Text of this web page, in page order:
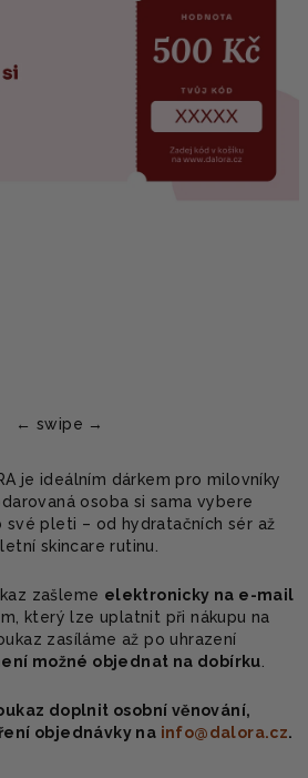
je ideálním dárkem pro milovníky
osoba si sama vybere
pleti – od hydratačních sér až
skincare rutinu.
zašleme elektronicky na e-mail
který lze uplatnit při nákupu na
zasíláme až po uhrazení
možné objednat na dobírku
doplnit osobní věnování,
objednávky na info@dalora.cz.